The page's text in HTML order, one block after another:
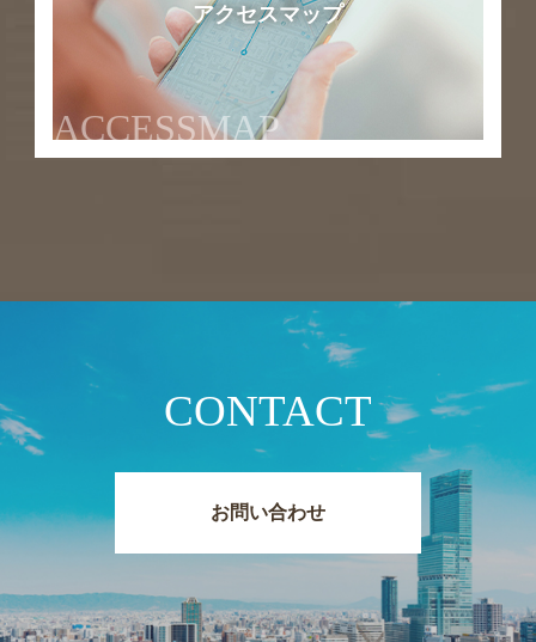
アクセスマップ
ACCESSMAP
CONTACT
お問い合わせ